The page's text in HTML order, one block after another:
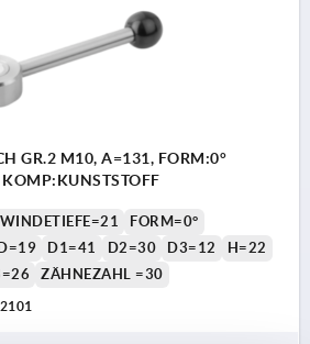
GR.2 M10, A=131, FORM:0°
FORM=0°
D=19 D1=41 D2=30 D3=12
H=22
ZÄHNEZAHL =30